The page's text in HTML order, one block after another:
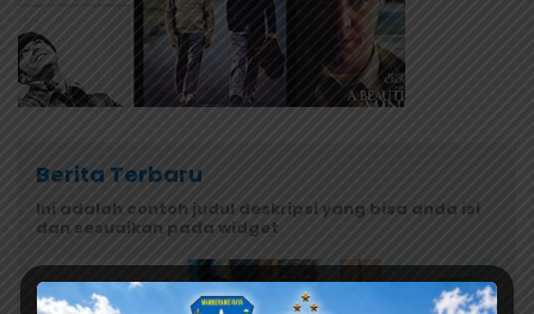
Berita Terbaru
Ini adalah contoh judul deskripsi yang bisa anda isi
dan sesuaikan pada widget